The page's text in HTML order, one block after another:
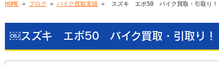
HOME » ブログ » バイク買取実績 » ￼スズキ エポ50 バイク買取・引取り
￼スズキ エポ50 バイク買取・引取り